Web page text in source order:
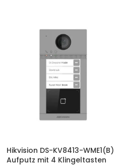
Hikvision DS-KV8413-WME1(B)
Aufputz mit 4 Klingeltasten